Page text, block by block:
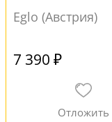
Eglo (Австрия)
7 390 ₽